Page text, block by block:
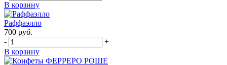
В корзину
Раффаэлло
700 руб.
-
+
В корзину